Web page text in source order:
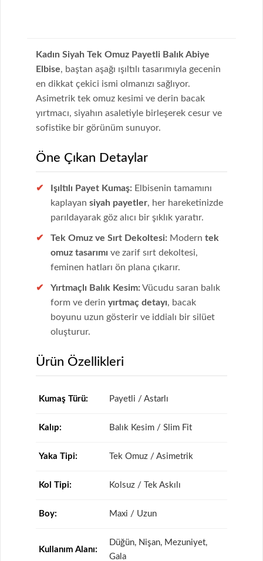
Kadın Siyah Tek Omuz Payetli Balık Abiye
Elbise, baştan aşağı ışıltılı tasarımıyla gecenin
en dikkat çekici ismi olmanızı sağlıyor.
Asimetrik tek omuz kesimi ve derin bacak
yırtmacı, siyahın asaletiyle birleşerek cesur ve
sofistike bir görünüm sunuyor.
Öne Çıkan Detaylar
Işıltılı Payet Kumaş: Elbisenin tamamını
kaplayan siyah payetler, her hareketinizde
parıldayarak göz alıcı bir şıklık yaratır.
Tek Omuz ve Sırt Dekoltesi: Modern tek
omuz tasarımı ve zarif sırt dekoltesi,
feminen hatları ön plana çıkarır.
Yırtmaçlı Balık Kesim: Vücudu saran balık
form ve derin yırtmaç detayı, bacak
boyunu uzun gösterir ve iddialı bir silüet
oluşturur.
Ürün Özellikleri
Kumaş Türü: Payetli / Astarlı
Kalıp: Balık Kesim / Slim Fit
Yaka Tipi: Tek Omuz / Asimetrik
Kol Tipi: Kolsuz / Tek Askılı
Boy: Maxi / Uzun
Kullanım Alanı:
Düğün, Nişan, Mezuniyet,
Gala